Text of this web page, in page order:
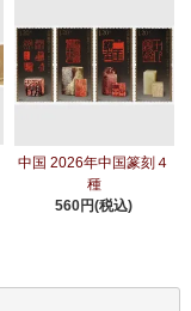
中国 2026年中国篆刻４
種
560円(税込)